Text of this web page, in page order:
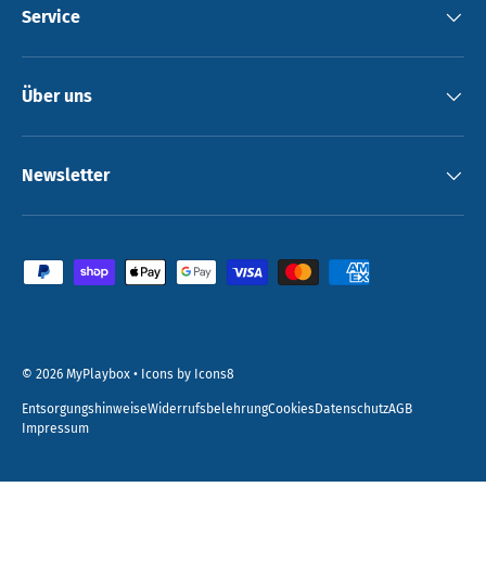
Service
Über uns
Newsletter
Zahlungsmethoden
© 2026 MyPlaybox • Icons by Icons8
EntsorgungshinweiseWiderrufsbelehrungCookies DatenschutzAGB
Impressum